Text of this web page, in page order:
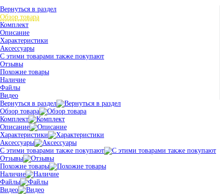
Вернуться в раздел
Обзор товара
Комплект
Описание
Характеристики
Аксессуары
С этими товарами также покупают
Отзывы
Похожие товары
Наличие
Файлы
Видео
Вернуться в раздел
Обзор товара
Комплект
Описание
Характеристики
Аксессуары
С этими товарами также покупают
Отзывы
Похожие товары
Наличие
Файлы
Видео